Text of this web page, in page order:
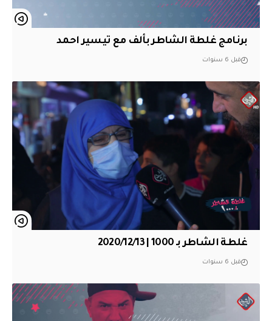
برنامج غلطة الشاطر بألف مع تيسير احمد
قبل 6 سنوات
غلطة الشاطر بـ 1000 | 2020/12/13
قبل 6 سنوات